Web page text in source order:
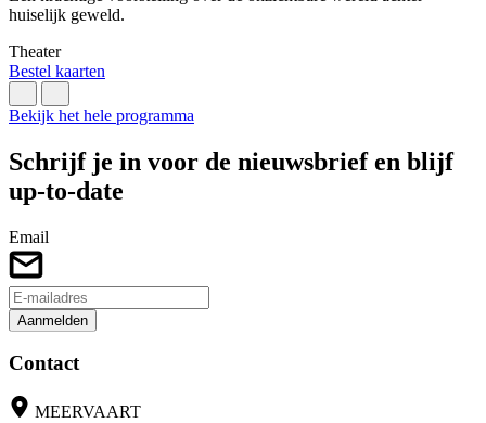
huiselijk geweld.
Theater
Bestel kaarten
Bekijk het hele programma
Schrijf je in voor de nieuwsbrief en blijf
up-to-date
Email
Aanmelden
Contact
MEERVAART